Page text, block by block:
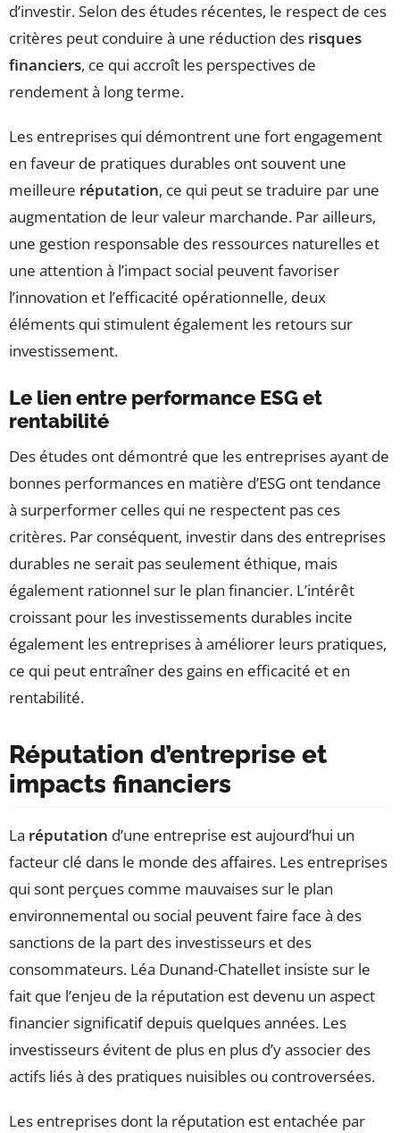
d’investir. Selon des études récentes, le respect de ces
critères peut conduire à une réduction des risques
financiers, ce qui accroît les perspectives de
rendement à long terme.
Les entreprises qui démontrent une fort engagement
en faveur de pratiques durables ont souvent une
meilleure réputation, ce qui peut se traduire par une
augmentation de leur valeur marchande. Par ailleurs,
une gestion responsable des ressources naturelles et
une attention à l’impact social peuvent favoriser
l’innovation et l’efficacité opérationnelle, deux
éléments qui stimulent également les retours sur
investissement.
Le lien entre performance ESG et
rentabilité
Des études ont démontré que les entreprises ayant de
bonnes performances en matière d’ESG ont tendance
à surperformer celles qui ne respectent pas ces
critères. Par conséquent, investir dans des entreprises
durables ne serait pas seulement éthique, mais
également rationnel sur le plan financier. L’intérêt
croissant pour les investissements durables incite
également les entreprises à améliorer leurs pratiques,
ce qui peut entraîner des gains en efficacité et en
rentabilité.
Réputation d’entreprise et
impacts financiers
La réputation d’une entreprise est aujourd’hui un
facteur clé dans le monde des affaires. Les entreprises
qui sont perçues comme mauvaises sur le plan
environnemental ou social peuvent faire face à des
sanctions de la part des investisseurs et des
consommateurs. Léa Dunand-Chatellet insiste sur le
fait que l’enjeu de la réputation est devenu un aspect
financier significatif depuis quelques années. Les
investisseurs évitent de plus en plus d’y associer des
actifs liés à des pratiques nuisibles ou controversées.
Les entreprises dont la réputation est entachée par